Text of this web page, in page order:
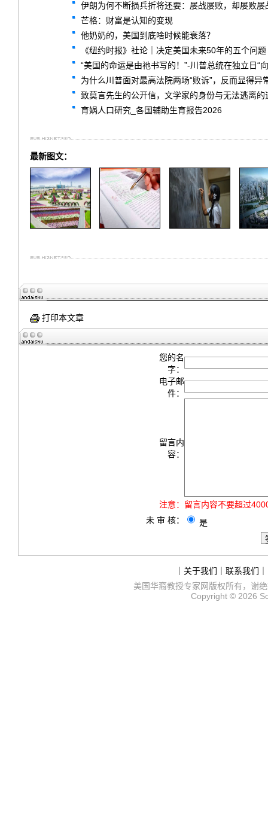
伊朗为何不断损兵折将还要：屡战屡败，却屡败屡
芒格：财富是认知的变现
他奶奶的，美国到底啥时候能衰落？
《纽约时报》社论｜决定美国未来50年的五个问题
“美国的命运是由祂书写的！”-川普总统在独立日“
为什么川普面对最高法院两场“败诉”，反而显得异
致莫言先生的公开信，文学家的身份与无法逃离的
育娲人口研究_各国辅助生育报告2026
最新图文：
打印本文章
您的名
字：
电子邮
件：
留言内
容：
注意： 留言内容不要超过
未 审 核：
是
关于我们 联系我们
美国华裔教授专家网版权所有，谢
Copyright © 2026